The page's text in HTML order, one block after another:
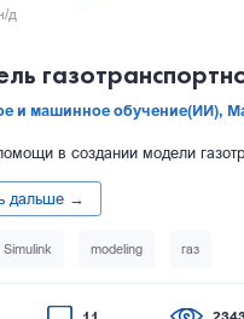
д
и машинное обучение(ИИ),
в создании модели
дальше →
Simulink modeling газ